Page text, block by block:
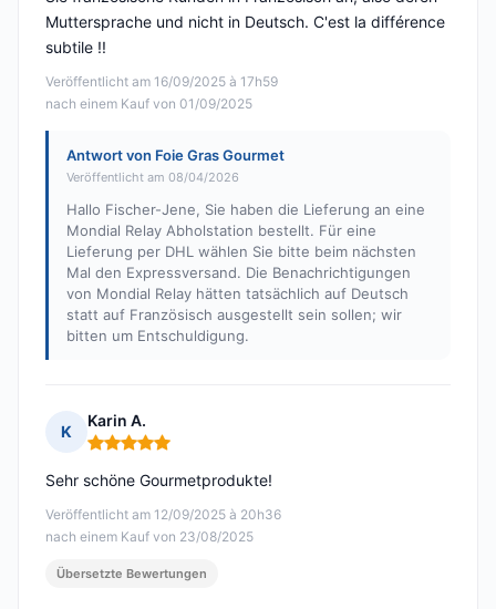
Veröffentlicht am 16/09/2025 à 17h59
nach einem Kauf von 01/09/2025
Muttersprache und nicht in Deutsch. C'est la différence
subtile !!
Antwort von Foie Gras Gourmet
Veröffentlicht am 08/04/2026
Hallo Fischer-Jene, Sie haben die Lieferung an eine
Mondial Relay Abholstation bestellt. Für eine
Lieferung per DHL wählen Sie bitte beim nächsten
Mal den Expressversand. Die Benachrichtigungen
von Mondial Relay hätten tatsächlich auf Deutsch
statt auf Französisch ausgestellt sein sollen; wir
bitten um Entschuldigung.
K
Karin A.
Hinweis: 5 von 5
Veröffentlicht am 12/09/2025 à 20h36
nach einem Kauf von 23/08/2025
Sehr schöne Gourmetprodukte!
Übersetzte Bewertungen